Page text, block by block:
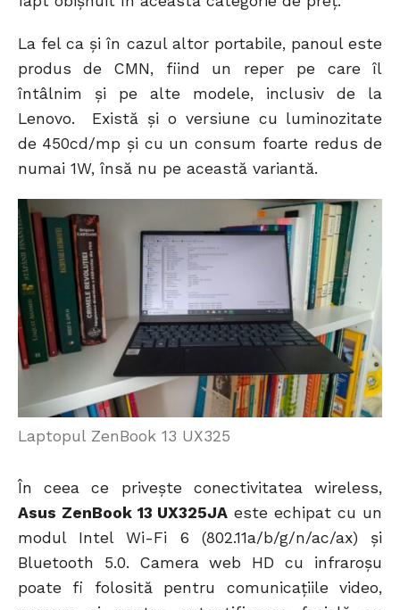
La fel ca și în cazul altor portabile, panoul este
produs de CMN, fiind un reper pe care îl
întâlnim și pe alte modele, inclusiv de la
Lenovo. Există și o versiune cu luminozitate
de 450cd/mp și cu un consum foarte redus de
numai 1W, însă nu pe această variantă.
Laptopul ZenBook 13 UX325
În ceea ce privește conectivitatea wireless,
Asus ZenBook 13 UX325JA este echipat cu un
modul Intel Wi-Fi 6 (802.11a/b/g/n/ac/ax) și
Bluetooth 5.0. Camera web HD cu infraroșu
poate fi folosită pentru comunicațiile video,